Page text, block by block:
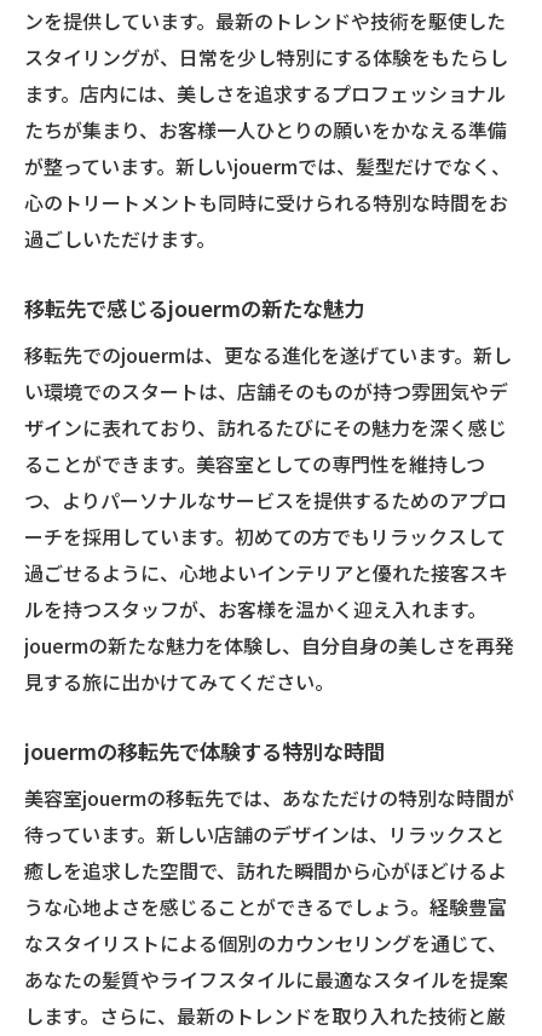
ンを提供しています。最新のトレンドや技術を駆使した
スタイリングが、日常を少し特別にする体験をもたらし
ます。店内には、美しさを追求するプロフェッショナル
たちが集まり、お客様一人ひとりの願いをかなえる準備
が整っています。新しいjouermでは、髪型だけでなく、
心のトリートメントも同時に受けられる特別な時間をお
過ごしいただけます。
移転先で感じるjouermの新たな魅力
移転先でのjouermは、更なる進化を遂げています。新し
い環境でのスタートは、店舗そのものが持つ雰囲気やデ
ザインに表れており、訪れるたびにその魅力を深く感じ
ることができます。美容室としての専門性を維持しつ
つ、よりパーソナルなサービスを提供するためのアプロ
ーチを採用しています。初めての方でもリラックスして
過ごせるように、心地よいインテリアと優れた接客スキ
ルを持つスタッフが、お客様を温かく迎え入れます。
jouermの新たな魅力を体験し、自分自身の美しさを再発
見する旅に出かけてみてください。
jouermの移転先で体験する特別な時間
美容室jouermの移転先では、あなただけの特別な時間が
待っています。新しい店舗のデザインは、リラックスと
癒しを追求した空間で、訪れた瞬間から心がほどけるよ
うな心地よさを感じることができるでしょう。経験豊富
なスタイリストによる個別のカウンセリングを通じて、
あなたの髪質やライフスタイルに最適なスタイルを提案
します。さらに、最新のトレンドを取り入れた技術と厳